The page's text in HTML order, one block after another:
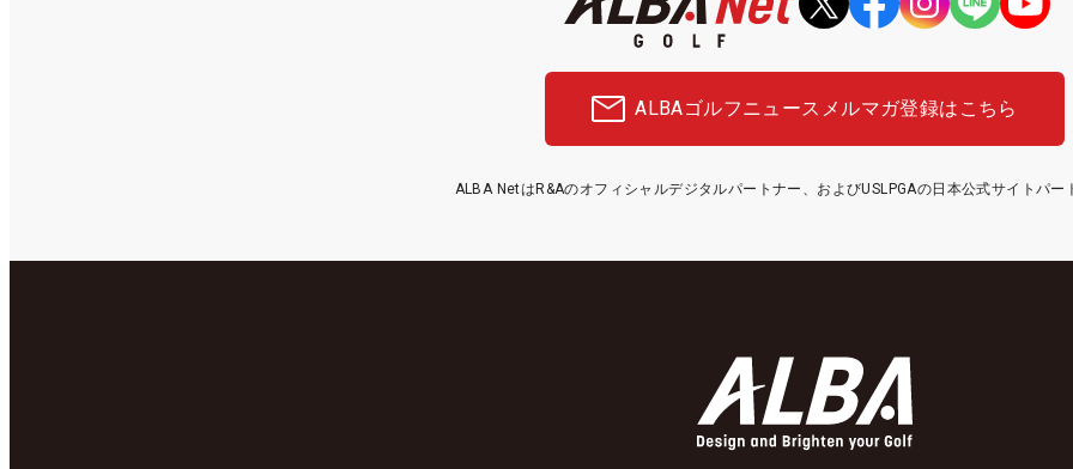
ALBAゴルフニュース メルマガ登録はこちら
ALBA NetはR&Aのオフィシャルデジタルパートナー、およびUSLPGAの日本公式サイトパー